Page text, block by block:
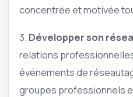
concentrée et motivée
3. Développer son
relations
événements de
groupes professionnels